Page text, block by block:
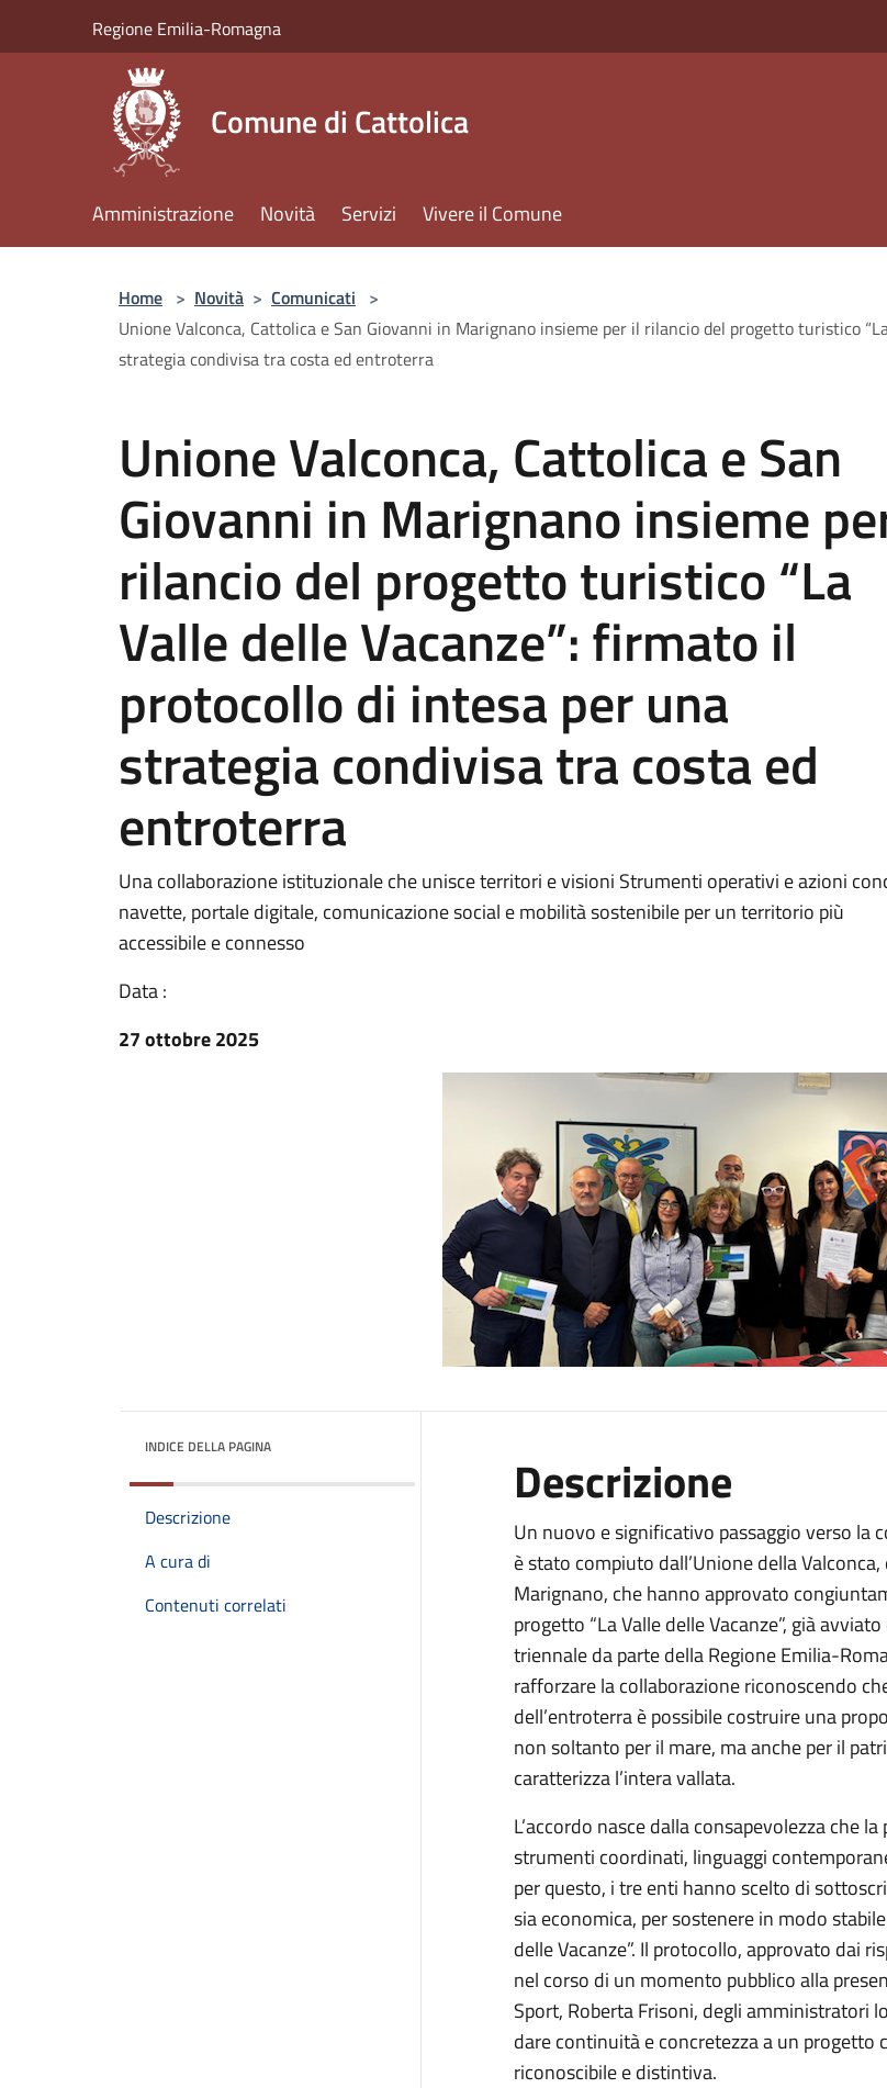
Regione Emilia-Romagna
Comune di Cattolica
Amministrazione Novità Servizi Vivere il Comune
Home > Novità > Comunicati >
Unione Valconca, Cattolica e San Giovanni in Marignano insieme per il rilancio del progetto turistico
strategia condivisa tra costa ed entroterra
Unione Valconca, Cattolica e San
Giovanni in Marignano insieme
rilancio del progetto turistico “La
Valle delle Vacanze”: firmato il
protocollo di intesa per una
strategia condivisa tra costa ed
entroterra
Una collaborazione istituzionale che unisce territori e visioni Strumenti operativi e azioni
navette, portale digitale, comunicazione social e mobilità sostenibile per un territorio più
accessibile e connesso
Data :
27 ottobre 2025
INDICE DELLA PAGINA
Descrizione
A cura di
Contenuti correlati
Descrizione
Un nuovo e significativo passaggio verso
è stato compiuto dall’Unione della
Marignano, che hanno approvato
progetto “La Valle delle Vacanze”, già
triennale da parte della Regione Emilia-
rafforzare la collaborazione riconoscendo
dell’entroterra è possibile costruire una
non soltanto per il mare, ma anche per il
caratterizza l’intera vallata.
L’accordo nasce dalla consapevolezza che
strumenti coordinati, linguaggi
per questo, i tre enti hanno scelto di
sia economica, per sostenere in modo
delle Vacanze”. Il protocollo, approvato dai
nel corso di un momento pubblico alla
Sport, Roberta Frisoni, degli amministratori
dare continuità e concretezza a un progetto
riconoscibile e distintiva.